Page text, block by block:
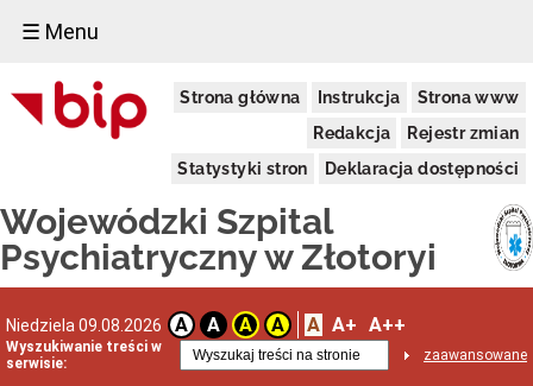
☰ Menu
Strona główna Instrukcja
Strona www
Redakcja
Rejestr zmian
Statystyki stron
Deklaracja dostępności
Wojewódzki Szpital
Psychiatryczny w Złotoryi
Niedziela 09.08.2026 A A A A A A+ A++
Wyszukiwanie treści w
serwisie:
zaawansowane
PRZETARGI
Regulamin
udzielania
w
trybie
COVID-
19
Zamówień
Publicznych
Dostawy